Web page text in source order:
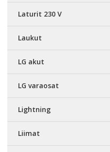
Laturit 230 V
Laukut
LG akut
LG varaosat
Lightning
Liimat